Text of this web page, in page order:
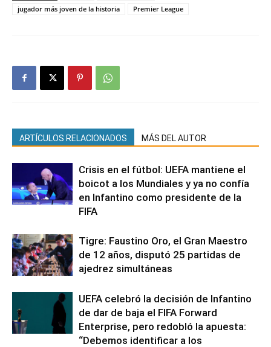
jugador más joven de la historia
Premier League
ARTÍCULOS RELACIONADOS MÁS DEL AUTOR
Crisis en el fútbol: UEFA mantiene el
boicot a los Mundiales y ya no confía
en Infantino como presidente de la
FIFA
Tigre: Faustino Oro, el Gran Maestro
de 12 años, disputó 25 partidas de
ajedrez simultáneas
UEFA celebró la decisión de Infantino
de dar de baja el FIFA Forward
Enterprise, pero redobló la apuesta:
“Debemos identificar a los